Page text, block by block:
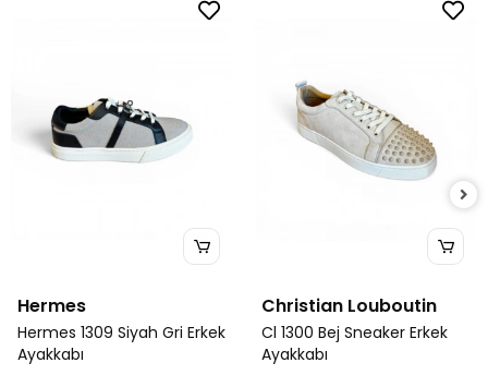
Hermes
Hermes 1309 Siyah Gri Erkek
Ayakkabı
Christian Louboutin
Cl 1300 Bej Sneaker Erkek
Ayakkabı